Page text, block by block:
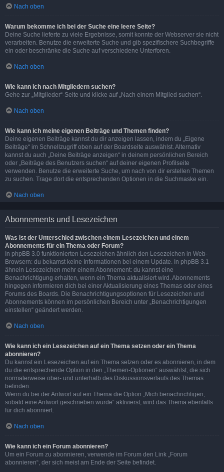
Nach oben
Warum bekomme ich bei der Suche eine leere Seite?
Deine Suche lieferte zu viele Ergebnisse, somit konnte der Webserver sie nicht
verarbeiten. Benutze die erweiterte Suche und gib spezifischere Suchbegriffe
ein oder beschränke die Suche auf verschiedene Unterforen.
Nach oben
Wie kann ich nach Mitgliedern suchen?
Gehe zur „Mitglieder“-Seite und klicke auf „Nach einem Mitglied suchen“.
Nach oben
Wie kann ich meine eigenen Beiträge und Themen finden?
Deine eigenen Beiträge kannst du dir anzeigen lassen, indem du „Eigene
Beiträge“ im Schnellzugriff oben auf der Boardseite auswählst. Alternativ
kannst du auch „Deine Beiträge anzeigen“ in deinem persönlichen Bereich
oder „Beiträge des Benutzers suchen“ auf deiner eigenen Profilseite
verwenden. Benutze die erweiterte Suche, um nach von dir erstellen Themen
zu suchen. Trage dort die entsprechenden Optionen in die Suchmaske ein.
Nach oben
Abonnements und Lesezeichen
Was ist der Unterschied zwischen einem Lesezeichen und einem
Abonnements für ein Thema oder Forum?
In phpBB 3.0 funktionierten Lesezeichen ähnlich den Lesezeichen in Web-
Browsern: du bekamst keine Informationen bei einem Update. In phpBB 3.1
ähneln Lesezeichen mehr einem Abonnement: du kannst eine
Benachrichtigung erhalten, wenn ein Thema aktualisiert wird. Abonnements
hingegen informieren dich bei einer Aktualisierung eines Themas oder eines
Forums des Boards. Die Benachrichtigungsoptionen für Lesezeichen und
Abonnements können im persönlichen Bereich unter „Benachrichtigungen
einstellen“ geändert werden.
Nach oben
Wie kann ich ein Lesezeichen auf ein Thema setzen oder ein Thema
abonnieren?
Du kannst ein Lesezeichen auf ein Thema setzen oder es abonnieren, in dem
du die entsprechende Option in den „Themen-Optionen“ auswählst, die sich
normalerweise ober- und unterhalb des Diskussionsverlaufs des Themas
befinden.
Wenn du bei der Antwort auf ein Thema die Option „Mich benachrichtigen,
sobald eine Antwort geschrieben wurde“ aktivierst, wird das Thema ebenfalls
für dich abonniert.
Nach oben
Wie kann ich ein Forum abonnieren?
Um ein Forum zu abonnieren, verwende im Forum den Link „Forum
abonnieren“, der sich meist am Ende der Seite befindet.